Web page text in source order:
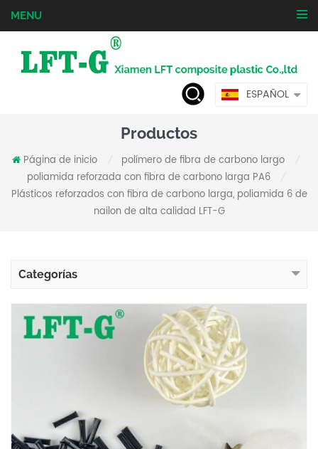
MENU
ESPAÑOL
Productos
Página de inicio polímero de fibra de carbono largo
poliamida reforzada con fibra de carbono larga PA6
Plásticos reforzados con fibra de carbono larga, poliamida 6 de
nailon de alta calidad LFT-G
Categorías